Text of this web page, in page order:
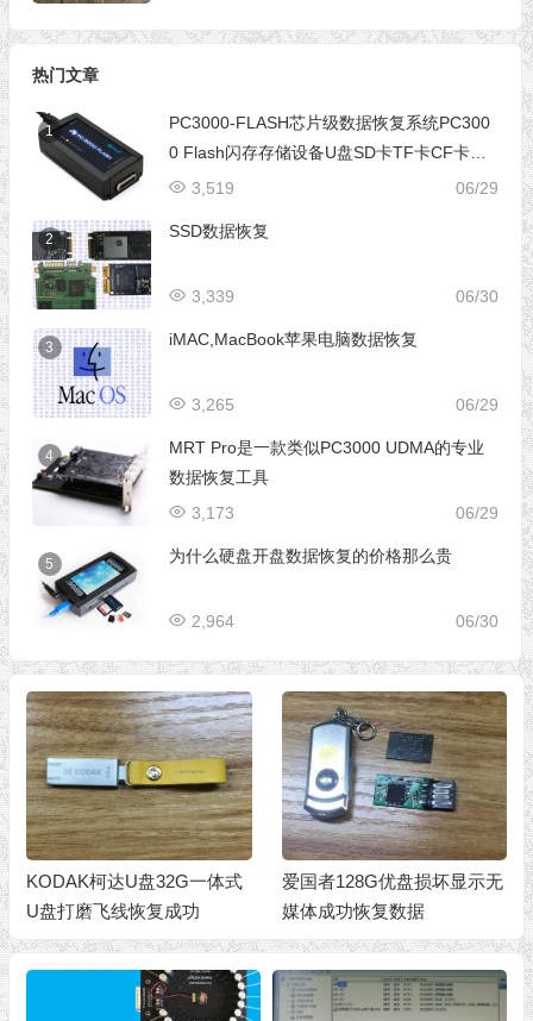
热门文章
1
PC3000-FLASH芯片级数据恢复系统PC300
0 Flash闪存存储设备U盘SD卡TF卡CF卡芯
片级数据恢复设备
06/29
3,519
2 SSD数据恢复
06/30
3,339
3 iMAC,MacBook苹果电脑数据恢复
06/29
3,265
4
MRT Pro是一款类似PC3000 UDMA的专业
数据恢复工具
06/29
3,173
5 为什么硬盘开盘数据恢复的价格那么贵
06/30
2,964
KODAK柯达U盘32G一体式
U盘打磨飞线恢复成功
爱国者128G优盘损坏显示无
媒体成功恢复数据